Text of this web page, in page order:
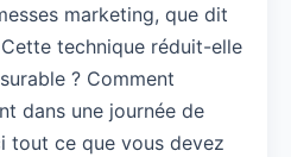
marketing, que dit
technique réduit-elle
? Comment
dans une journée de
tout ce que vous devez